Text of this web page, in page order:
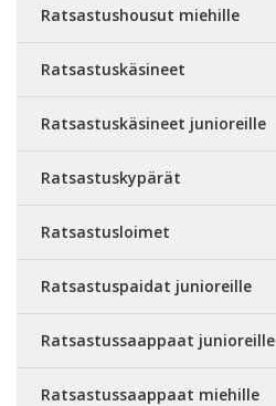
Ratsastushousut miehille
Ratsastuskäsineet
Ratsastuskäsineet junioreille
Ratsastuskypärät
Ratsastusloimet
Ratsastuspaidat junioreille
Ratsastussaappaat junioreille
Ratsastussaappaat miehille